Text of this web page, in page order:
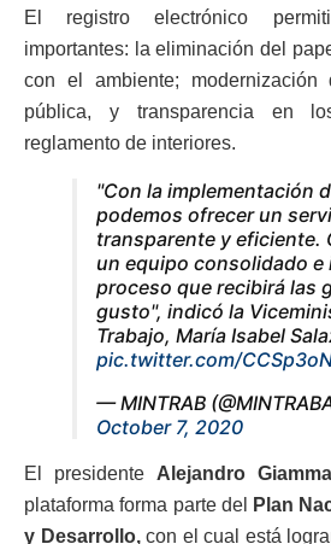
El registro electrónico
importantes: la eliminación del
con el ambiente; modernización
pública, y transparencia en
reglamento de interiores.
"Con la implementación
podemos ofrecer un
transparente y eficiente.
un equipo consolidado e
proceso que recibirá las
gusto", indicó la
Trabajo, María Isabel
pic.twitter.com/
— MINTRAB
October 7, 2020
El presidente Alejandro
plataforma forma parte del
Plan
y Desarrollo, con el cual está